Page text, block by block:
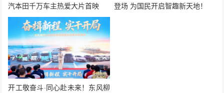
汽本田千万车主热爱大片首映
登场 为国民开启智趣新天地！
开工敬奋斗·同心赴未来！东风柳